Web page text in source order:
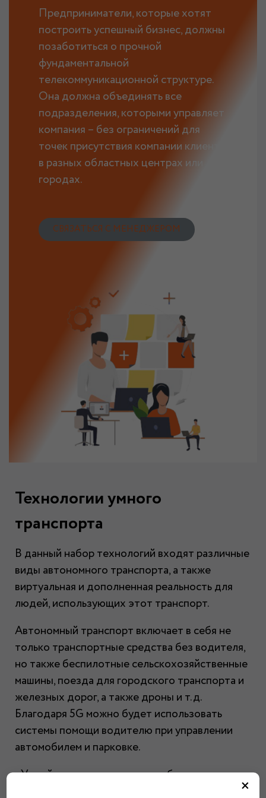
Предприниматели, которые хотят
построить успешный бизнес, должны
позаботиться о прочной
фундаментальной
телекоммуникационной структуре.
Она должна объединять все
подразделения, которыми управляет
компания – без ограничений для
точек присутствия компании клиента
в разных областных центрах или
городах.
СВЯЗАТЬСЯ С МЕНЕДЖЕРОМ
Технологии умного
транспорта
В данный набор технологий входят различные
виды автономного транспорта, а также
виртуальная и дополненная реальность для
людей, использующих этот транспорт.
Автономный транспорт включает в себя не
только транспортные средства без водителя,
но также беспилотные сельскохозяйственные
машины, поезда для городского транспорта и
железных дорог, а также дроны и т.д.
Благодаря 5G можно будет использовать
системы помощи водителю при управлении
автомобилем и парковке.
«Умный порт» предполагает объединить
территорию в единое цифровое пространство
×